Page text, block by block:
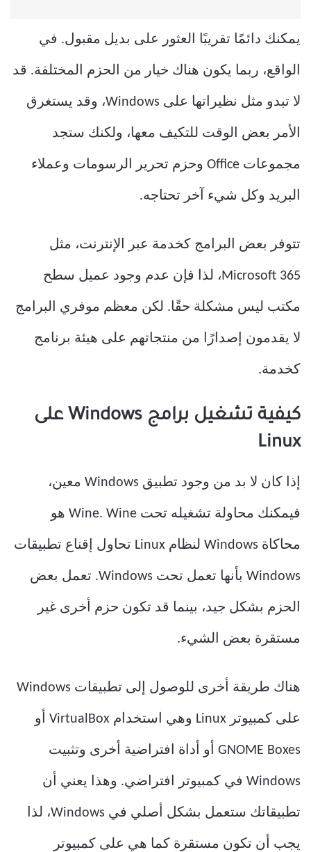
يمكنك دائمًا تقريبًا العثور على بديل مقبول. في
الواقع، ربما يكون هناك خيار من الحزم المختلفة. قد
لا تبدو مثل نظيراتها على Windows، وقد يستغرق
الأمر بعض الوقت للتكيف معها، ولكنك ستجد
مجموعات Office وحزم تحرير الرسومات وعملاء
البريد وكل شيء آخر تحتاجه.
تتوفر بعض البرامج كخدمة عبر الإنترنت، مثل
Microsoft 365، لذا فإن عدم وجود عميل سطح
مكتب ليس مشكلة حقًا. لكن معظم موفري البرامج
لا يقدمون إصدارًا من منتجاتهم على هيئة برنامج
كخدمة.
كيفية تشغيل برامج Windows على
Linux
إذا كان لا بد من وجود تطبيق Windows معين،
فيمكنك محاولة تشغيله تحت Wine. Wine هو
محاكاة Windows لنظام Linux تحاول إقناع تطبيقات
Windows بأنها تعمل تحت Windows. تعمل بعض
الحزم بشكل جيد، بينما قد تكون حزم أخرى غير
مستقرة بعض الشيء.
هناك طريقة أخرى للوصول إلى تطبيقات Windows
على كمبيوتر Linux وهي استخدام VirtualBox أو
GNOME Boxes أو أداة افتراضية أخرى وتثبيت
Windows في كمبيوتر افتراضي. وهذا يعني أن
تطبيقاتك ستعمل بشكل أصلي في Windows، لذا
يجب أن تكون مستقرة كما هي على كمبيوتر